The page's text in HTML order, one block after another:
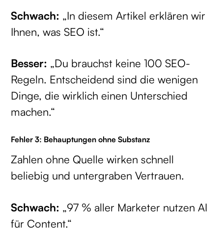
Schwach: „In diesem Artikel erklären wir
Ihnen, was SEO ist.“
Besser: „Du brauchst keine 100 SEO-
Regeln. Entscheidend sind die wenigen
Dinge, die wirklich einen Unterschied
machen.“
Fehler 3: Behauptungen ohne Substanz
Zahlen ohne Quelle wirken schnell
beliebig und untergraben Vertrauen.
Schwach: „97 % aller Marketer nutzen AI
für Content.“